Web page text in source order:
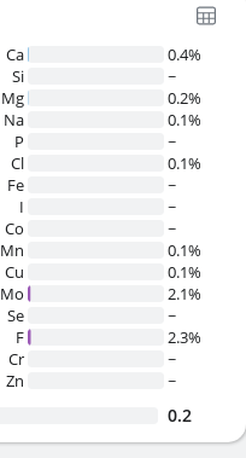
Ca
0.4%
Si
~
Mg
0.2%
Na
0.1%
P
~
Cl
0.1%
Fe
~
I
~
Co
~
Mn
0.1%
Cu
0.1%
Mo
2.1%
Se
~
F
2.3%
Cr
~
Zn
~
0.2